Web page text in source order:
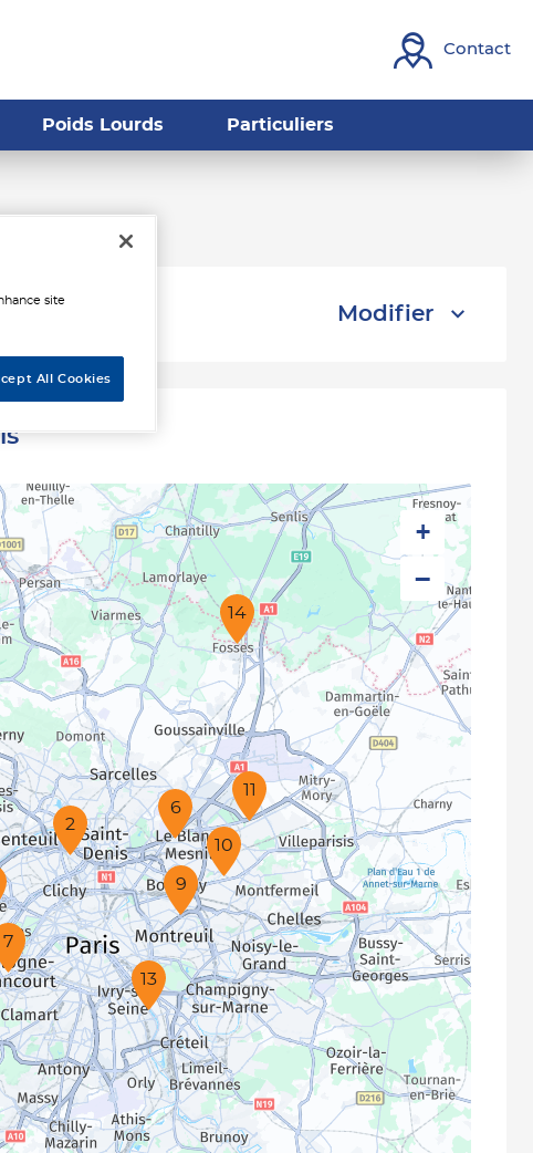
Contact
Poids Lourds Particuliers
Modifier
14
13
11
10
9
6
2
7
+
−
site
All Cookies